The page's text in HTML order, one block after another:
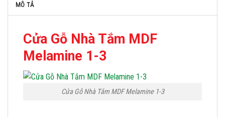
MÔ TẢ
Cửa Gỗ Nhà Tắm MDF
Melamine 1-3
Cửa Gỗ Nhà Tắm MDF Melamine 1-3